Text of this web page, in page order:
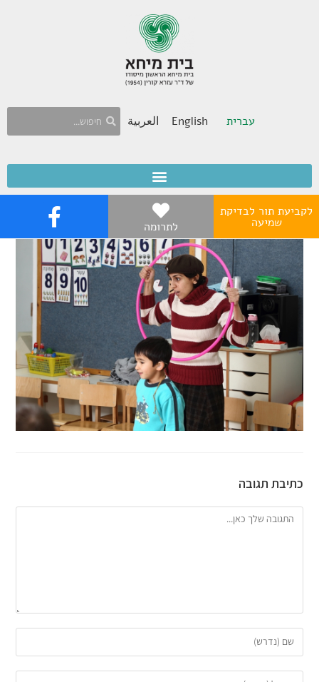
עברית English العربية
לקביעת תור לבדיקת
שמיעה לתרומה
כתיבת תגובה